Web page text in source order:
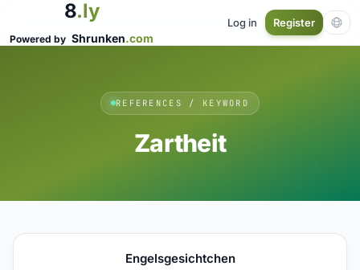
8.ly
Powered by Shrunken.com
Log in Register
REFERENCES / KEYWORD
Zartheit
Engelsgesichtchen